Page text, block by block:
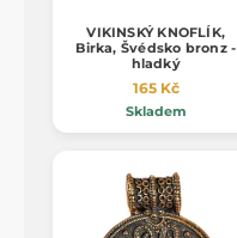
VIKINSKÝ KNOFLÍK,
Birka, Švédsko bronz -
hladký
165 Kč
Skladem